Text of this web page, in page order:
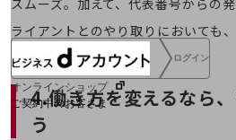
ログイン
オンラインショップ
ご契約中のお客さま
スムーズ。加えて、代表番号からの
ライアントとのやり取りにおいても
4.働き方を変えるなら
う